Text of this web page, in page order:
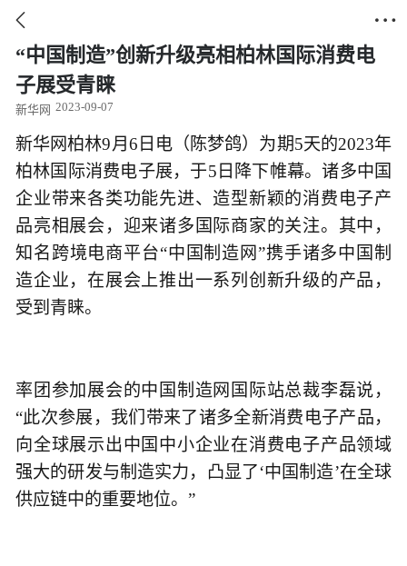
 
“中国制造”创新升级亮相柏林国际消费电
子展受青睐
新华网 2023-09-07
新华网柏林9月6日电（陈梦鸽）为期5天的2023年
柏林国际消费电子展，于5日降下帷幕。诸多中国
企业带来各类功能先进、造型新颖的消费电子产
品亮相展会，迎来诸多国际商家的关注。其中，
知名跨境电商平台“中国制造网”携手诸多中国制
造企业，在展会上推出一系列创新升级的产品，
受到青睐。
率团参加展会的中国制造网国际站总裁李磊说，
“此次参展，我们带来了诸多全新消费电子产品，
向全球展示出中国中小企业在消费电子产品领域
强大的研发与制造实力，凸显了‘中国制造’在全球
供应链中的重要地位。”